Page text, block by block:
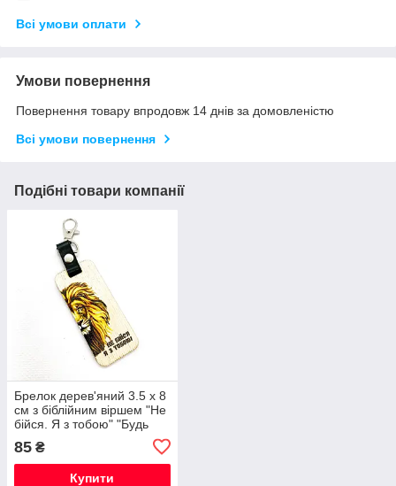
Всі умови оплати
Умови повернення
Повернення товару впродовж 14 днів за домовленістю
Всі умови повернення
Подібні товари компанії
Брелок дерев'яний 3.5 х 8
см з біблійним віршем "Не
бійся. Я з тобою" "Будь
сильний та відважний" лев
85 ₴
Купити